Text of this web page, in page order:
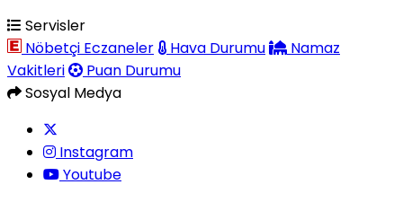
Servisler
Nöbetçi Eczaneler
Hava Durumu
Namaz
Vakitleri
Puan Durumu
Sosyal Medya
Instagram
Youtube